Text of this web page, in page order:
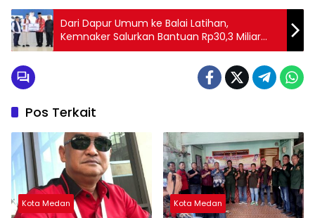
Dari Dapur Umum ke Balai Latihan,
Kemnaker Salurkan Bantuan Rp30,3 Miliar
untuk Pemulihan Ekonomi Sumbar
Pos Terkait
Kota Medan Kota Medan